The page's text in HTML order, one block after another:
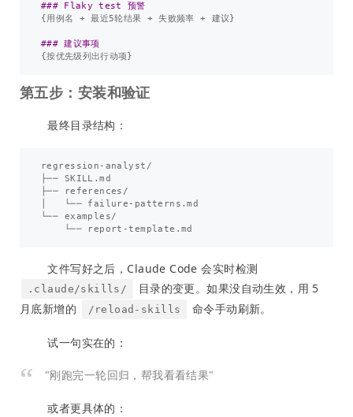
### Flaky test 预警
{用例名 + 最近5轮结果 + 失败频率 + 建议}
### 建议事项
第五步：安装和验证
最终目录结构：
regression-analyst/
├── SKILL.md
├── references/
│   └── failure-patterns.md
└── examples/
文件写好之后，Claude Code 会实时检测
.claude/skills/
目录的变更。如果没自动生效，用 5
月底新增的
/reload-skills 命令手动刷新。
试一句实在的：
"刚跑完一轮回归，帮我看看结果"
或者更具体的：